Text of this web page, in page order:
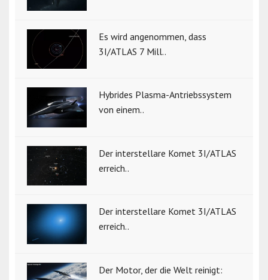
Es wird angenommen, dass
3I/ATLAS 7 Mill..
Hybrides Plasma-Antriebssystem
von einem..
Der interstellare Komet 3I/ATLAS
erreich..
Der interstellare Komet 3I/ATLAS
erreich..
Der Motor, der die Welt reinigt: